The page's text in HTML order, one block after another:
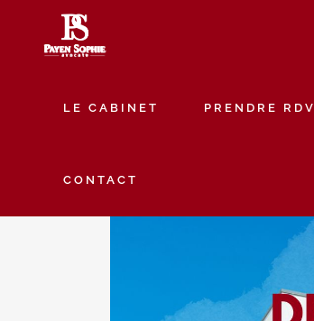
LE CABINET PRENDRE RDV
CONTACT